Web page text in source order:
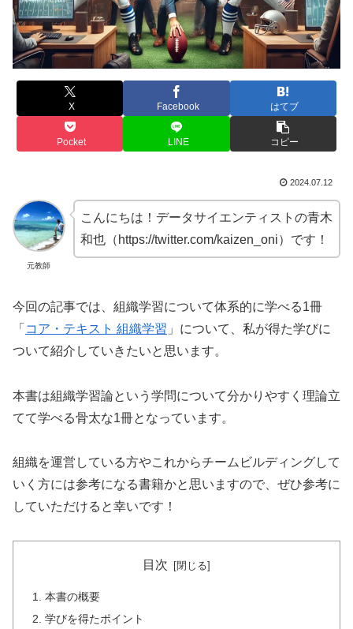
X Facebook はてブ
Pocket LINE コピー
2024.07.12
元教師
こんにちは！データサイエンティストの青木
和也（https://twitter.com/kaizen_oni）です！
今回の記事では、組織学習について体系的に学べる1冊
「 コア・テキスト 組織学習 」について、私が得た学びに
ついて紹介していきたいと思います。
本書は組織学習論という学問について分かりやすく理論立
てて学べる骨太な1冊となっています。
組織を運営している方やこれからチームビルディングして
いく方には参考になる書籍かと思いますので、ぜひ参考に
していただけると幸いです！
目次
本書の概要
学びを得たポイント